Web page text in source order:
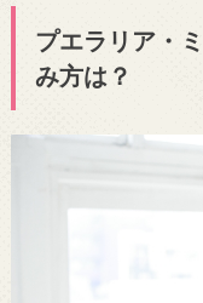
プエラリア・
み方は？